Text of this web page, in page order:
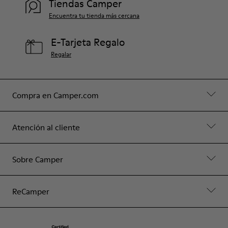
Compra en Camper.com
Atención al cliente
Sobre Camper
ReCamper
Tiendas Camper
Encuentra tu tienda más cercana
E-Tarjeta Regalo
Regalar